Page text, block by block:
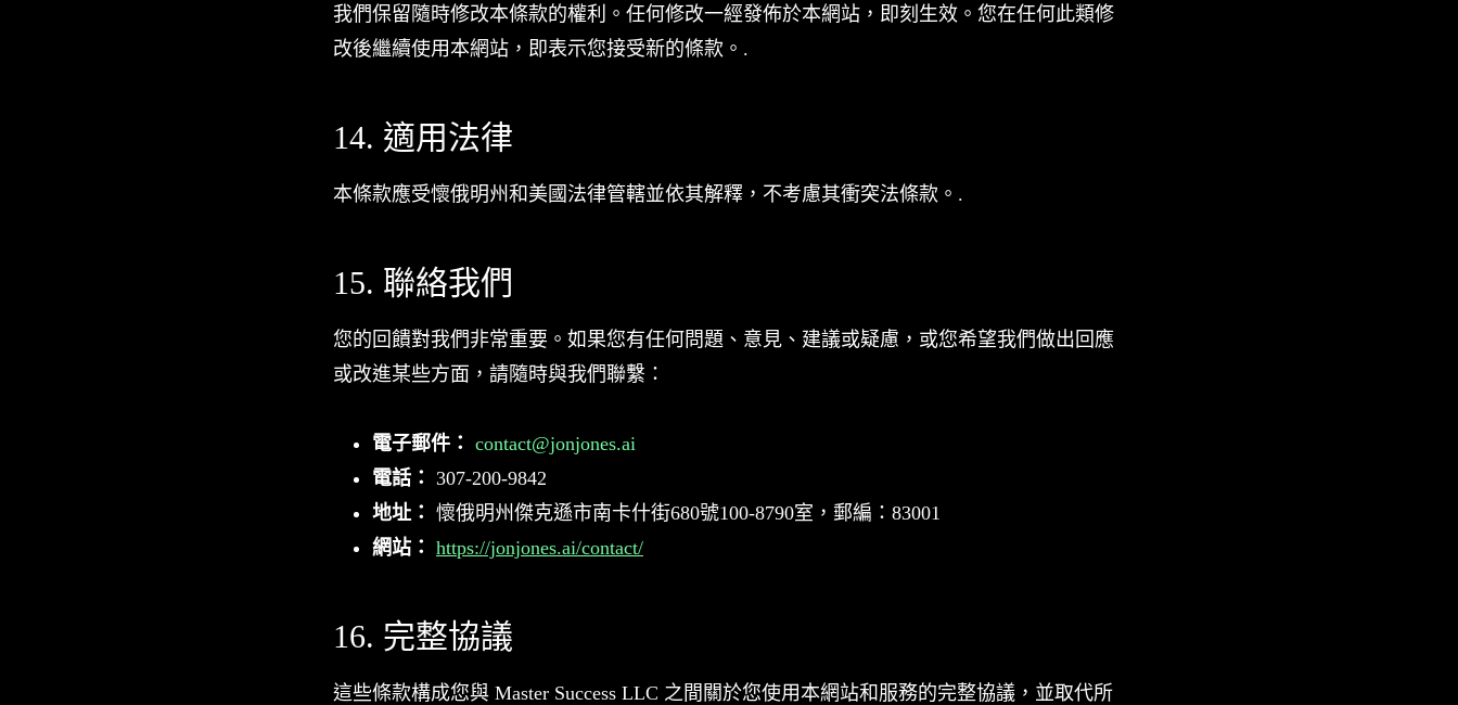
我們保留隨時修改本條款的權利。任何修改一經發佈於本網站，即刻生效。您在任何此類修
改後繼續使用本網站，即表示您接受新的條款。.
14. 適用法律
本條款應受懷俄明州和美國法律管轄並依其解釋，不考慮其衝突法條款。.
15. 聯絡我們
您的回饋對我們非常重要。如果您有任何問題、意見、建議或疑慮，或您希望我們做出回應
或改進某些方面，請隨時與我們聯繫：
電子郵件： contact@jonjones.ai
電話： 307-200-9842
地址： 懷俄明州傑克遜市南卡什街680號100-8790室，郵編：83001
網站： https://jonjones.ai/contact/
16. 完整協議
這些條款構成您與 Master Success LLC 之間關於您使用本網站和服務的完整協議，並取代所